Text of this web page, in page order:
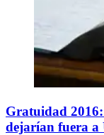
Gratuidad
dejarían fuera a